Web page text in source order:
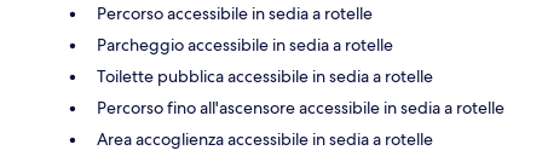
Percorso accessibile in sedia a rotelle
Parcheggio accessibile in sedia a rotelle
Toilette pubblica accessibile in sedia a rotelle
Percorso fino all'ascensore accessibile in sedia a rotelle
Area accoglienza accessibile in sedia a rotelle